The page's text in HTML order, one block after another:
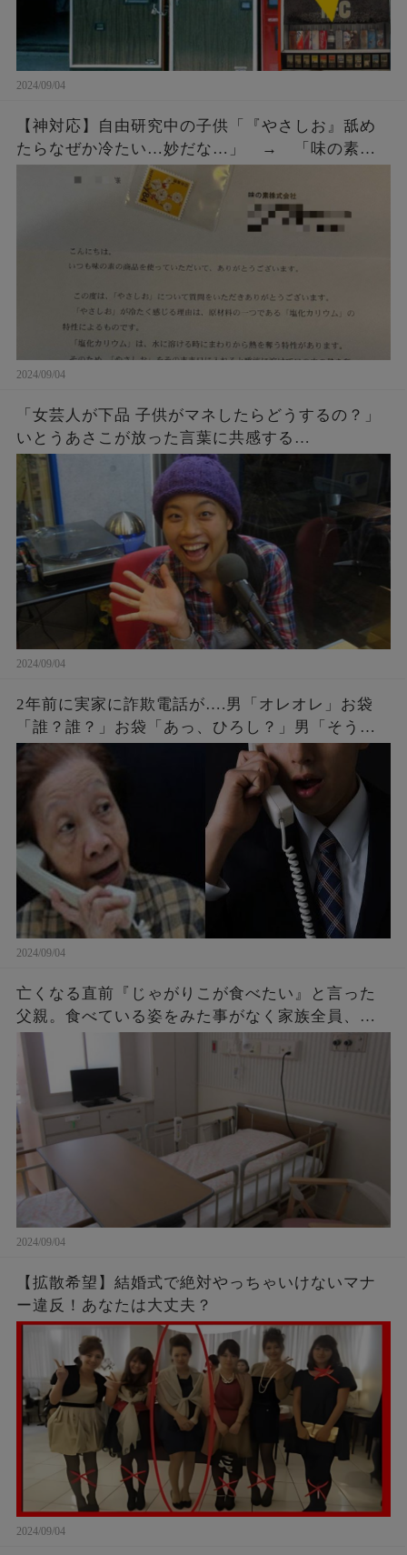
2024/09/04
【神対応】自由研究中の子供「『やさしお』舐め
たらなぜか冷たい…妙だな…」 → 「味の素」
にメールではなく直接手紙を出したら、企業から
◯◯◯をもらう！
2024/09/04
「女芸人が下品 子供がマネしたらどうするの？」
いとうあさこが放った言葉に共感する…
2024/09/04
2年前に実家に詐欺電話が….男「オレオレ」お袋
「誰？誰？」お袋「あっ、ひろし？」男「そうだ
よ母さん、ひろしだよ」母の驚愕な破壊力のある
返しとはw
2024/09/04
亡くなる直前『じゃがりこが食べたい』と言った
父親。食べている姿をみた事がなく家族全員、不
思議に思っていたら・・・後に判明したその理由
に涙が止まらない。
2024/09/04
【拡散希望】結婚式で絶対やっちゃいけないマナ
ー違反！あなたは大丈夫？
2024/09/04